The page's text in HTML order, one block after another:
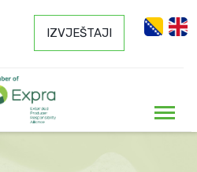
IZVJEŠTAJI